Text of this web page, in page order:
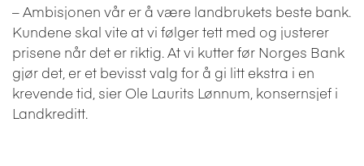
– Ambisjonen vår er å være landbrukets beste bank.
Kundene skal vite at vi følger tett med og justerer
prisene når det er riktig. At vi kutter før Norges Bank
gjør det, er et bevisst valg for å gi litt ekstra i en
krevende tid, sier Ole Laurits Lønnum, konsernsjef i
Landkreditt.